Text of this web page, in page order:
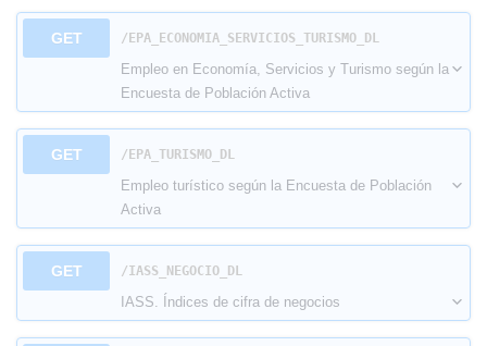
GET ​/EPA_ECONOMIA_SERVICIOS_TURISMO_DL
Empleo en Economía, Servicios y Turismo según la
Encuesta de Población Activa
GET ​/EPA_TURISMO_DL
Empleo turístico según la Encuesta de Población
Activa
GET ​/IASS_NEGOCIO_DL
IASS. Índices de cifra de negocios